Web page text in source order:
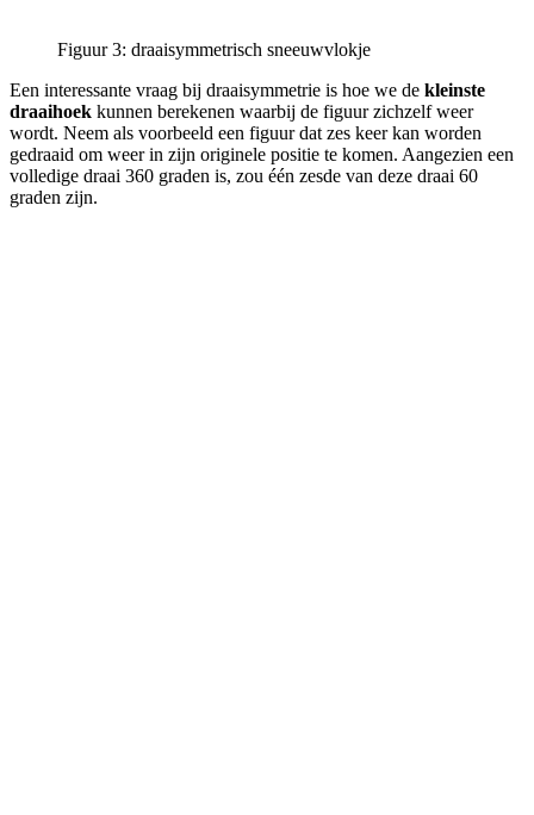
Figuur 3: draaisymmetrisch sneeuwvlokje
Een interessante vraag bij draaisymmetrie is hoe we de kleinste
draaihoek kunnen berekenen waarbij de figuur zichzelf weer
wordt. Neem als voorbeeld een figuur dat zes keer kan worden
gedraaid om weer in zijn originele positie te komen. Aangezien een
volledige draai 360 graden is, zou één zesde van deze draai 60
graden zijn.